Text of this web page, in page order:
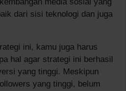
dari sisi teknologi dan juga
ini, kamu juga harus
hal agar strategi ini berhasil
yang tinggi. Meskipun
yang tinggi, belum